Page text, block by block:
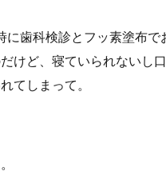
に歯科検診とフッ素塗布
けど、寝ていられないし
てしまって。